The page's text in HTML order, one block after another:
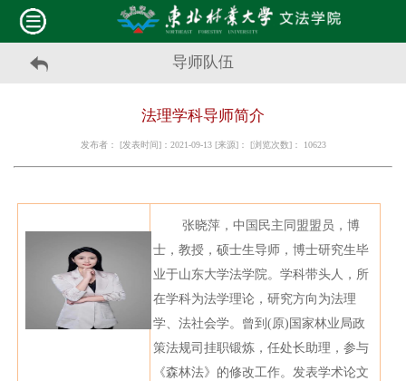
导师队伍
法理学科导师简介
发布者： [发表时间]：2021-09-13 [来源]： [浏览次数]： 10623
张晓萍，中国民主同盟盟员，博
士，教授，硕士生导师，博士研究生毕
业于山东大学法学院。学科带头人，所
在学科为法学理论，研究方向为法理
学、法社会学。曾到 (原) 国家林业局政
策法规司挂职锻炼，任处长助理，参与
《森林法》的修改工作。发表学术论文